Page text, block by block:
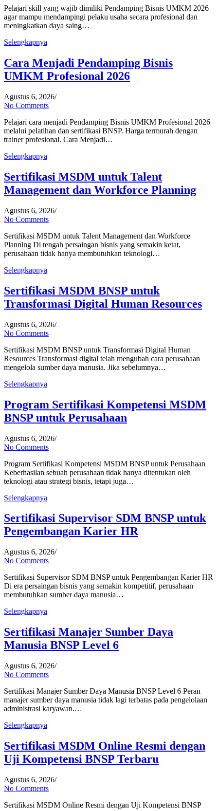
Pelajari skill yang wajib dimiliki Pendamping Bisnis UMKM 2026
agar mampu mendampingi pelaku usaha secara profesional dan
meningkatkan daya saing…
Selengkapnya
Cara Menjadi Pendamping Bisnis
UMKM Profesional 2026
Agustus 6, 2026/
No Comments
Pelajari cara menjadi Pendamping Bisnis UMKM Profesional 2026
melalui pelatihan dan sertifikasi BNSP. Harga termurah dengan
trainer profesional. Cara Menjadi…
Selengkapnya
Sertifikasi MSDM untuk Talent
Management dan Workforce Planning
Agustus 6, 2026/
No Comments
Sertifikasi MSDM untuk Talent Management dan Workforce
Planning Di tengah persaingan bisnis yang semakin ketat,
perusahaan tidak hanya membutuhkan teknologi…
Selengkapnya
Sertifikasi MSDM BNSP untuk
Transformasi Digital Human Resources
Agustus 6, 2026/
No Comments
Sertifikasi MSDM BNSP untuk Transformasi Digital Human
Resources Transformasi digital telah mengubah cara perusahaan
mengelola sumber daya manusia. Jika sebelumnya…
Selengkapnya
Program Sertifikasi Kompetensi MSDM
BNSP untuk Perusahaan
Agustus 6, 2026/
No Comments
Program Sertifikasi Kompetensi MSDM BNSP untuk Perusahaan
Keberhasilan sebuah perusahaan tidak hanya ditentukan oleh
teknologi atau strategi bisnis, tetapi juga…
Selengkapnya
Sertifikasi Supervisor SDM BNSP untuk
Pengembangan Karier HR
Agustus 6, 2026/
No Comments
Sertifikasi Supervisor SDM BNSP untuk Pengembangan Karier HR
Di era persaingan bisnis yang semakin kompetitif, perusahaan
membutuhkan sumber daya manusia…
Selengkapnya
Sertifikasi Manajer Sumber Daya
Manusia BNSP Level 6
Agustus 6, 2026/
No Comments
Sertifikasi Manajer Sumber Daya Manusia BNSP Level 6 Peran
manajer sumber daya manusia tidak lagi terbatas pada pengelolaan
administrasi karyawan.…
Selengkapnya
Sertifikasi MSDM Online Resmi dengan
Uji Kompetensi BNSP Terbaru
Agustus 6, 2026/
No Comments
Sertifikasi MSDM Online Resmi dengan Uji Kompetensi BNSP